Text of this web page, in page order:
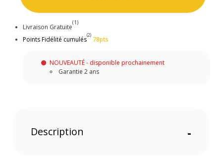
Livraison Gratuite
(1)
Points Fidélité cumulés
(2)
78pts
NOUVEAUTÉ - disponible prochainement
Garantie 2 ans
Description -